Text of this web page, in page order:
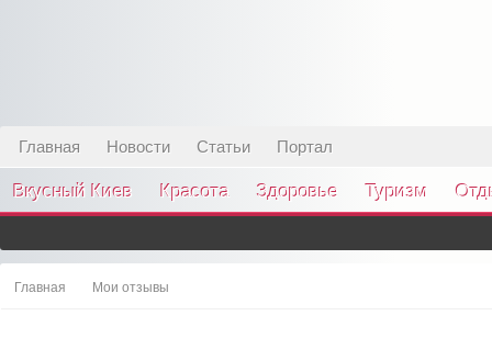
Главная Новости Статьи Портал
Вкусный Киев Красота Здоровье Туризм
Главная Мои отзывы